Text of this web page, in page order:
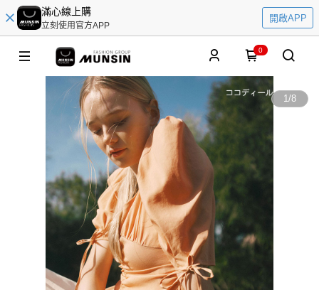
滿心線上購
立刻使用官方APP
開啟APP
0
1/8